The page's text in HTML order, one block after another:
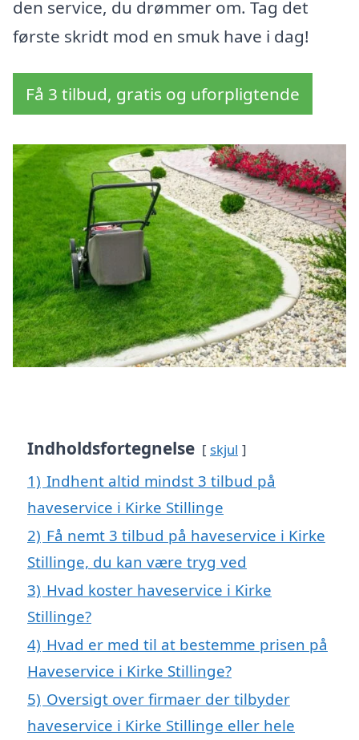
den service, du drømmer om. Tag det
første skridt mod en smuk have i dag!
Få 3 tilbud, gratis og uforpligtende
Indholdsfortegnelse skjul
1) Indhent altid mindst 3 tilbud på
haveservice i Kirke Stillinge
2) Få nemt 3 tilbud på haveservice i Kirke
Stillinge, du kan være tryg ved
3) Hvad koster haveservice i Kirke
Stillinge?
4) Hvad er med til at bestemme prisen på
Haveservice i Kirke Stillinge?
5) Oversigt over firmaer der tilbyder
haveservice i Kirke Stillinge eller hele